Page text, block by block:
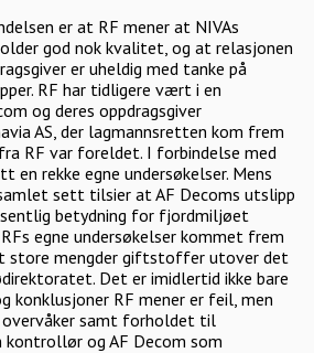
er at RF mener at NIVAs
god nok kvalitet, og at relasjonen
er uheldig med tanke på
RF har tidligere vært i en
og deres oppdragsgiver
AS, der lagmannsretten kom frem
RF var foreldet. I forbindelse med
en rekke egne undersøkelser. Mens
sett tilsier at AF Decoms utslipp
betydning for fjordmiljøet
egne undersøkelser kommet frem
store mengder giftstoffer utover det
Det er imidlertid ikke bare
konklusjoner RF mener er feil, men
overvåker samt forholdet til
og AF Decom som